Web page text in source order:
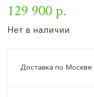
129 900 р.
Нет в наличии
Доставка по Москве